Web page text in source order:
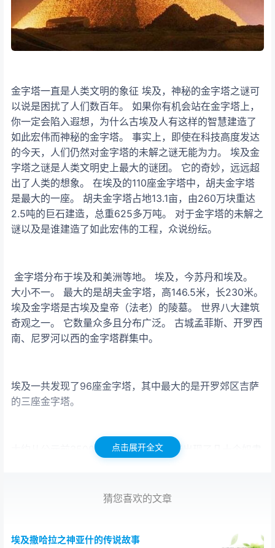
金字塔一直是人类文明的象征 埃及，神秘的金字塔之谜可
以说是困扰了人们数百年。 如果你有机会站在金字塔上，
你一定会陷入遐想，为什么古埃及人有这样的智慧建造了
如此宏伟而神秘的金字塔。 事实上，即使在科技高度发达
的今天，人们仍然对金字塔的未解之谜无能为力。 埃及金
字塔之谜是人类文明史上最大的谜团。 它的奇妙，远远超
出了人类的想象。 在埃及的110座金字塔中，胡夫金字塔
是最大的一座。 胡夫金字塔占地13.1亩，由260万块重达
2.5吨的巨石建造，总重625多万吨。 对于金字塔的未解之
谜以及是谁建造了如此宏伟的工程，众说纷纭。
金字塔分布于埃及和美洲等地。 埃及，今苏丹和埃及。
大小不一。 最大的是胡夫金字塔，高146.5米，长230米。
埃及金字塔是古埃及皇帝（法老）的陵墓。 世界八大建筑
奇观之一。 它数量众多且分布广泛。 古城孟菲斯、开罗西
南、尼罗河以西的金字塔群集中。
埃及一共发现了96座金字塔，其中最大的是开罗郊区吉萨
的三座金字塔。
大约从公元前3500年开始，尼罗河两岸出现了几十个奴隶
无上的权力。 他们被视为众神的化身。 他们为自己建造了
塔”。 在哈拉斯金字塔前，还有一个狮身人面像守卫着法老
点击展开全文
猜您喜欢的文章
埃及撒哈拉之神亚什的传说故事